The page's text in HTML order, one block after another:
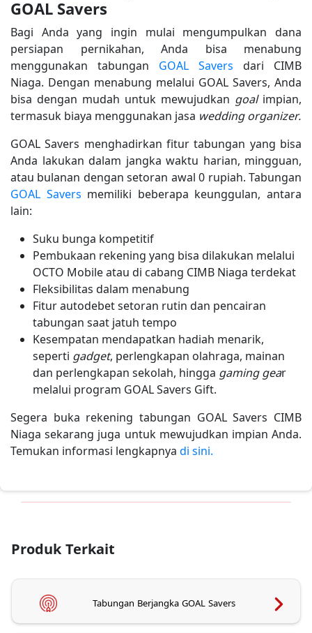
GOAL Savers
Bagi Anda yang ingin mulai mengumpulkan dana
persiapan pernikahan, Anda bisa menabung
menggunakan tabungan GOAL Savers dari CIMB
Niaga. Dengan menabung melalui GOAL Savers, Anda
bisa dengan mudah untuk mewujudkan goal impian,
termasuk biaya menggunakan jasa wedding organizer.
GOAL Savers menghadirkan fitur tabungan yang bisa
Anda lakukan dalam jangka waktu harian, mingguan,
atau bulanan dengan setoran awal 0 rupiah. Tabungan
GOAL Savers memiliki beberapa keunggulan, antara
lain:
Suku bunga kompetitif
Pembukaan rekening yang bisa dilakukan melalui
OCTO Mobile atau di cabang CIMB Niaga terdekat
Fleksibilitas dalam menabung
Fitur autodebet setoran rutin dan pencairan
tabungan saat jatuh tempo
Kesempatan mendapatkan hadiah menarik,
seperti gadget, perlengkapan olahraga, mainan
dan perlengkapan sekolah, hingga gaming gear
melalui program GOAL Savers Gift.
Segera buka rekening tabungan GOAL Savers CIMB
Niaga sekarang juga untuk mewujudkan impian Anda.
Temukan informasi lengkapnya di sini.
Produk Terkait
Tabungan Berjangka GOAL Savers